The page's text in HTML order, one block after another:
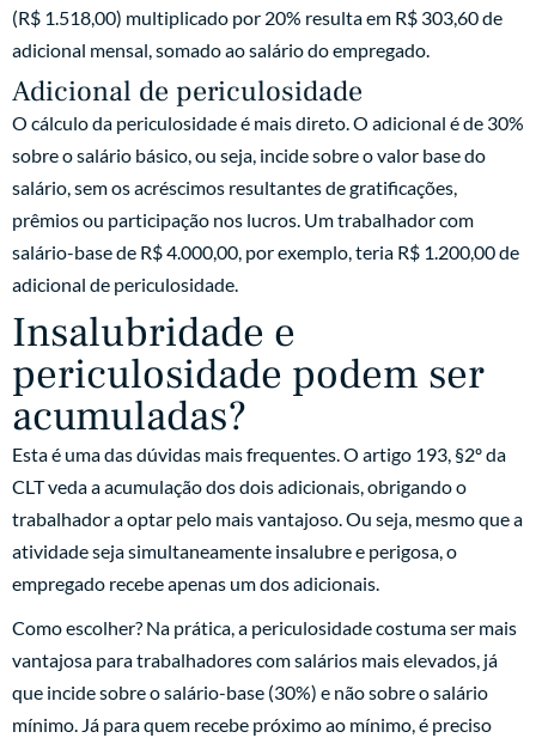
(R$ 1.518,00) multiplicado por 20% resulta em R$ 303,60 de
adicional mensal, somado ao salário do empregado.
Adicional de periculosidade
O cálculo da periculosidade é mais direto. O adicional é de 30%
sobre o salário básico, ou seja, incide sobre o valor base do
salário, sem os acréscimos resultantes de gratificações,
prêmios ou participação nos lucros. Um trabalhador com
salário-base de R$ 4.000,00, por exemplo, teria R$ 1.200,00 de
adicional de periculosidade.
Insalubridade e
periculosidade podem ser
acumuladas?
Esta é uma das dúvidas mais frequentes. O artigo 193, §2º da
CLT veda a acumulação dos dois adicionais, obrigando o
trabalhador a optar pelo mais vantajoso. Ou seja, mesmo que a
atividade seja simultaneamente insalubre e perigosa, o
empregado recebe apenas um dos adicionais.
Como escolher? Na prática, a periculosidade costuma ser mais
vantajosa para trabalhadores com salários mais elevados, já
que incide sobre o salário-base (30%) e não sobre o salário
mínimo. Já para quem recebe próximo ao mínimo, é preciso